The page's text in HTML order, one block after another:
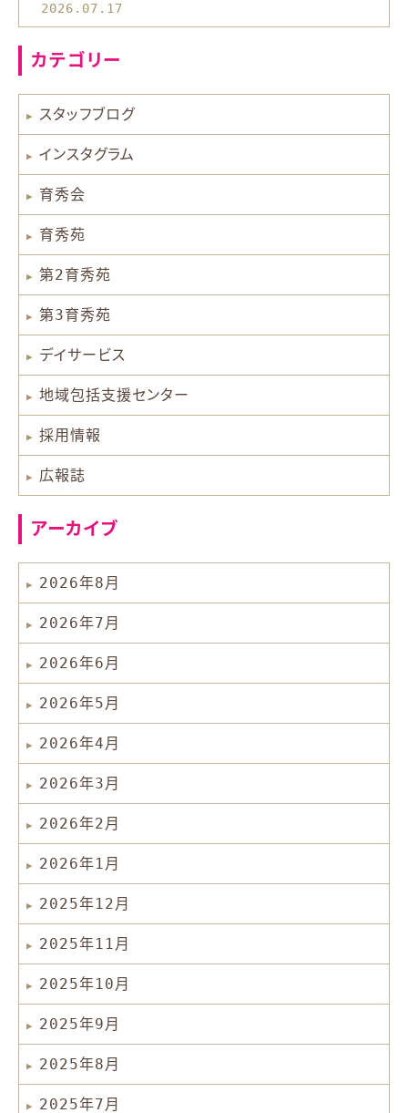
2026.07.17
カテゴリー
スタッフブログ
インスタグラム
育秀会
育秀苑
第2育秀苑
第3育秀苑
デイサービス
地域包括支援センター
採用情報
広報誌
アーカイブ
2026年8月
2026年7月
2026年6月
2026年5月
2026年4月
2026年3月
2026年2月
2026年1月
2025年12月
2025年11月
2025年10月
2025年9月
2025年8月
2025年7月